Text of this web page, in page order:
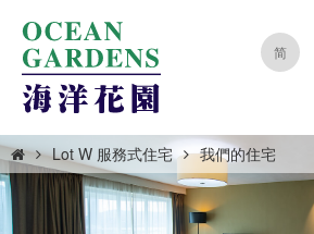
简
Lot W 服務式住宅 我們的住宅